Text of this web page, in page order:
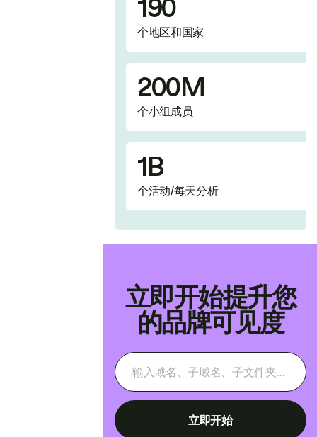
190
个地区和国家
200M
个小组成员
1B
个活动/每天分析
立即开始提升您
的品牌可见度
立即开始